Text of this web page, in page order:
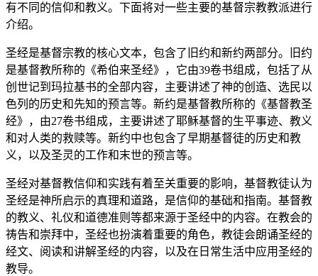
有不同的信仰和教义。下面将对一些主要的基督宗教教派进行
介绍。
圣经是基督宗教的核心文本，包含了旧约和新约两部分。旧约
是基督教所称的《希伯来圣经》，它由39卷书组成，包括了从
创世记到玛拉基书的全部内容，主要讲述了神的创造、选民以
色列的历史和先知的预言等。新约是基督教所称的《基督教圣
经》，由27卷书组成，主要讲述了耶稣基督的生平事迹、教义
和对人类的救赎等。新约中也包含了早期基督徒的历史和教
义，以及圣灵的工作和末世的预言等。
圣经对基督教信仰和实践有着至关重要的影响，基督教徒认为
圣经是神所启示的真理和道路，是信仰的基础和指南。基督教
的教义、礼仪和道德准则等都来源于圣经中的内容。在教会的
祷告和崇拜中，圣经也扮演着重要的角色，教徒会朗诵圣经的
经文、阅读和讲解圣经的内容，以及在日常生活中应用圣经的
教导。